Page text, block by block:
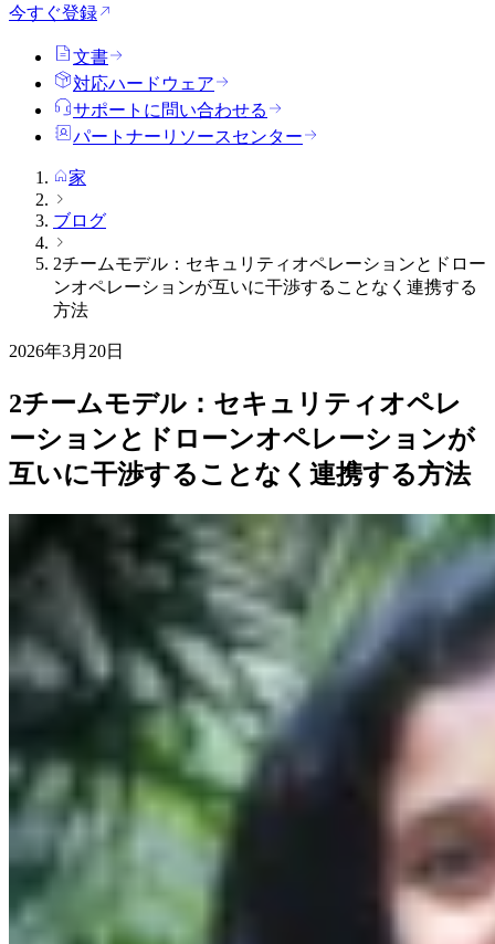
今すぐ登録
文書
対応ハードウェア
サポートに問い合わせる
パートナーリソースセンター
家
ブログ
2チームモデル：セキュリティオペレーションとドロー
ンオペレーションが互いに干渉することなく連携する
方法
2026年3月20日
2チームモデル：セキュリティオペレ
ーションとドローンオペレーションが
互いに干渉することなく連携する方法